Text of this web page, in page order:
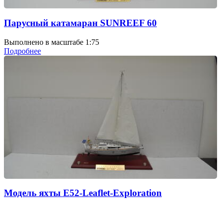
Парусный катамаран SUNREEF 60
Выполнено в масштабе 1:75
Подробнее
Модель яхты E52-Leaflet-Exploration